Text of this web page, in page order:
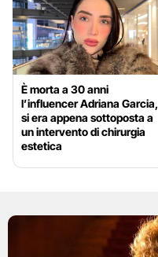
È morta a 30 anni
l’influencer Adriana Garcia,
si era appena sottoposta a
un intervento di chirurgia
estetica